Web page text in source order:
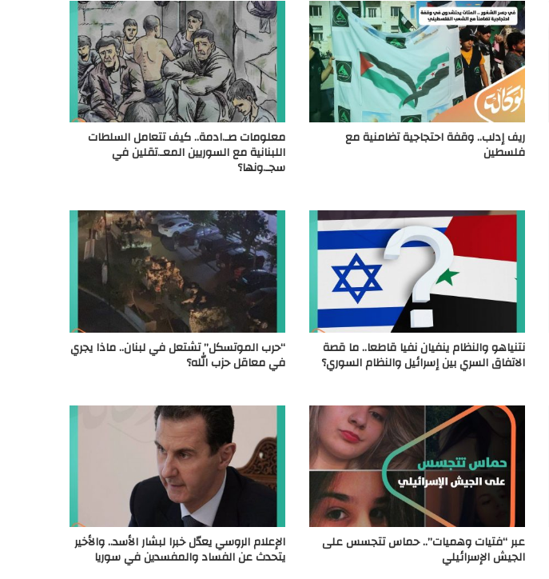
ريف إدلب.. وقفة احتجاجية تضامنية مع
فلسطين
معلومات صـ.ادمة.. كيف تتعامل السلطات
اللبنانية مع السوريين المعـ.تقلين في
سجـ.ونها؟
نتنياهو والنظام ينفيان نفيا قاطعا.. ما قصة
الاتفاق السري بين إسرائيل والنظام السوري؟
“حرب الموتسكل” تشتعل في لبنان.. ماذا يجري
في معاقل حزب الله؟
عبر “فتيات وهميات”.. حماس تتجسس على
الجيش الإسرائيلي
الإعلام الروسي يعدّل خبرا لبشار الأسد.. والأخير
يتحدث عن الفساد والمفسدين في سوريا